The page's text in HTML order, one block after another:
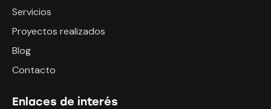
Servicios
Proyectos realizados
Blog
Contacto
Enlaces de interés